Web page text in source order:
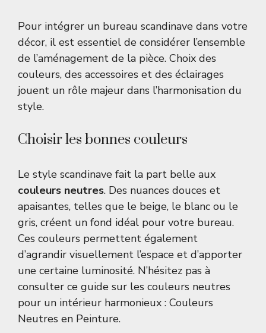
Pour intégrer un bureau scandinave dans votre
décor, il est essentiel de considérer l’ensemble
de l’aménagement de la pièce. Choix des
couleurs, des accessoires et des éclairages
jouent un rôle majeur dans l’harmonisation du
style.
Choisir les bonnes couleurs
Le style scandinave fait la part belle aux
couleurs neutres. Des nuances douces et
apaisantes, telles que le beige, le blanc ou le
gris, créent un fond idéal pour votre bureau.
Ces couleurs permettent également
d’agrandir visuellement l’espace et d’apporter
une certaine luminosité. N’hésitez pas à
consulter ce guide sur les couleurs neutres
pour un intérieur harmonieux : Couleurs
Neutres en Peinture.